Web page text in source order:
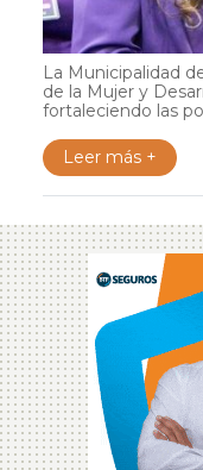
La Municipalidad
de la Mujer y
fortaleciendo las
Leer más +